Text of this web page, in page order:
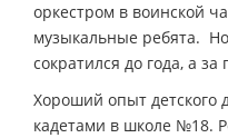
оркестром в воинской
музыкальные ребята.
сократился до года, а
Хороший опыт детского
кадетами в школе №18.